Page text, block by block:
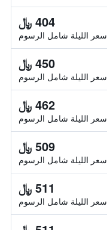
404 ﷼
سعر الليلة شامل الرسوم
450 ﷼
سعر الليلة شامل الرسوم
462 ﷼
سعر الليلة شامل الرسوم
509 ﷼
سعر الليلة شامل الرسوم
511 ﷼
سعر الليلة شامل الرسوم